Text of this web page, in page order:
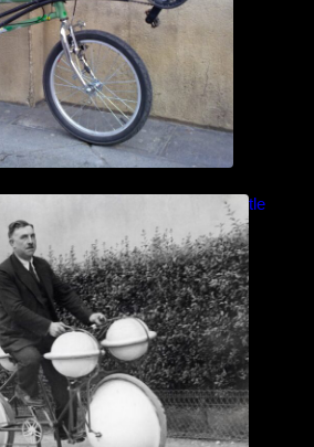
anfibias: Del Cyclomer al Shuttle